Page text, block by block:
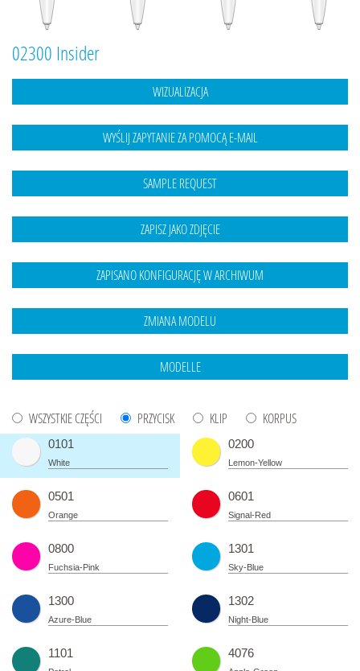
02300 Insider
WSZYSTKIE CZĘŚCI PRZYCISK KLIP KORPUS
0101
White
0200
Lemon-Yellow
0501
Orange
0601
Signal-Red
0800
Fuchsia-Pink
1301
Sky-Blue
1300
Azure-Blue
1302
Night-Blue
1101 4076